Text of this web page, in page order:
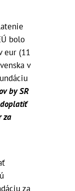
bolo
eur (11
v
by SR
za
za